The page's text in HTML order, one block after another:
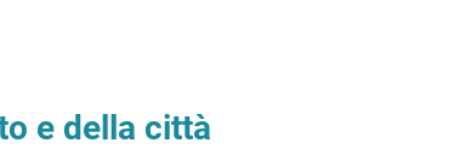
e della città